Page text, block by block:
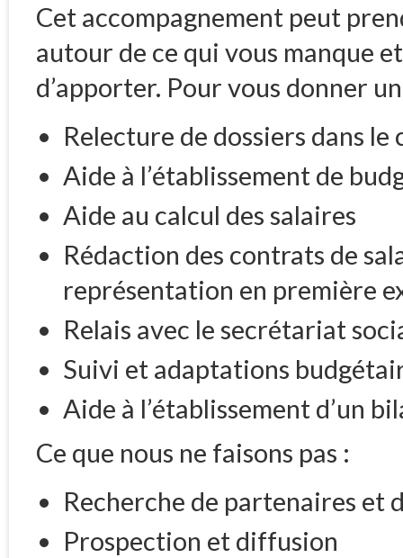
Cet accompagnement peut
autour de ce qui vous manque
d’apporter. Pour vous donner
Relecture de dossiers dans le
Aide à l’établissement de
Aide au calcul des salaires
Rédaction des contrats de
représentation en première
Relais avec le secrétariat
Suivi et adaptations
Aide à l’établissement d’un
Ce que nous ne faisons pas :
Recherche de partenaires et
Prospection et diffusion